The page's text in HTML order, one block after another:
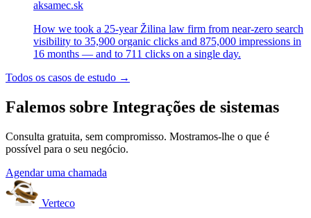
aksamec.sk
How we took a 25-year Žilina law firm from near-zero search
visibility to 35,900 organic clicks and 875,000 impressions in
16 months — and to 711 clicks on a single day.
Todos os casos de estudo →
Falemos sobre Integrações de sistemas
Consulta gratuita, sem compromisso. Mostramos-lhe o que é
possível para o seu negócio.
Agendar uma chamada
Verteco